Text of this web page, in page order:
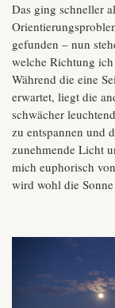
Das ging schneller
gefunden – nun
welche Richtung
Während die eine
erwartet, liegt die
schwächer
zu entspannen und
zunehmende Licht
mich euphorisch
wird wohl die